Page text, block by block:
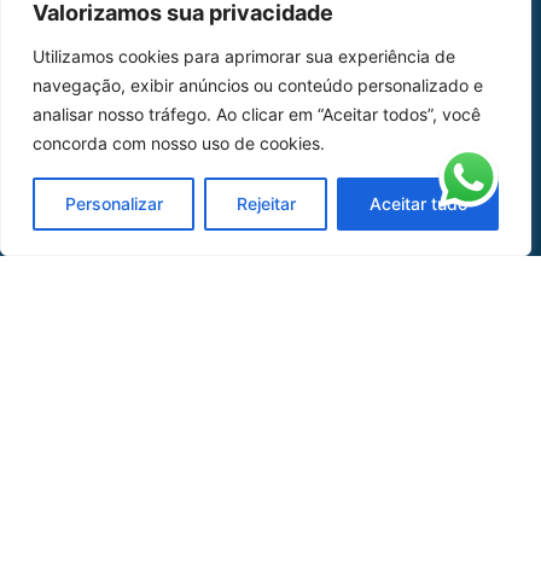
Valorizamos sua privacidade
Utilizamos cookies para aprimorar sua experiência de
navegação, exibir anúncios ou conteúdo personalizado e
analisar nosso tráfego. Ao clicar em “Aceitar todos”, você
concorda com nosso uso de cookies.
Personalizar Rejeitar Aceitar tudo
Home
Peças
Catálogo de Aplicações
Oficina de Mangueiras